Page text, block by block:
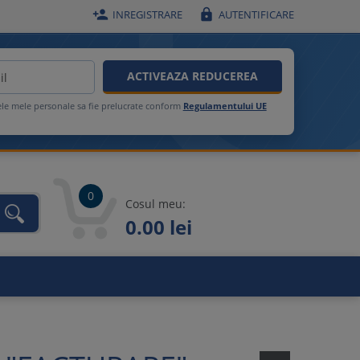
 INREGISTRARE  AUTENTIFICARE
ACTIVEAZA REDUCEREA
mele personale sa fie prelucrate conform Regulamentului UE
0
Cosul meu:
0.00 lei